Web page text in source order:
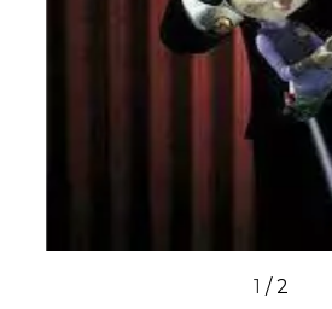
1 /2